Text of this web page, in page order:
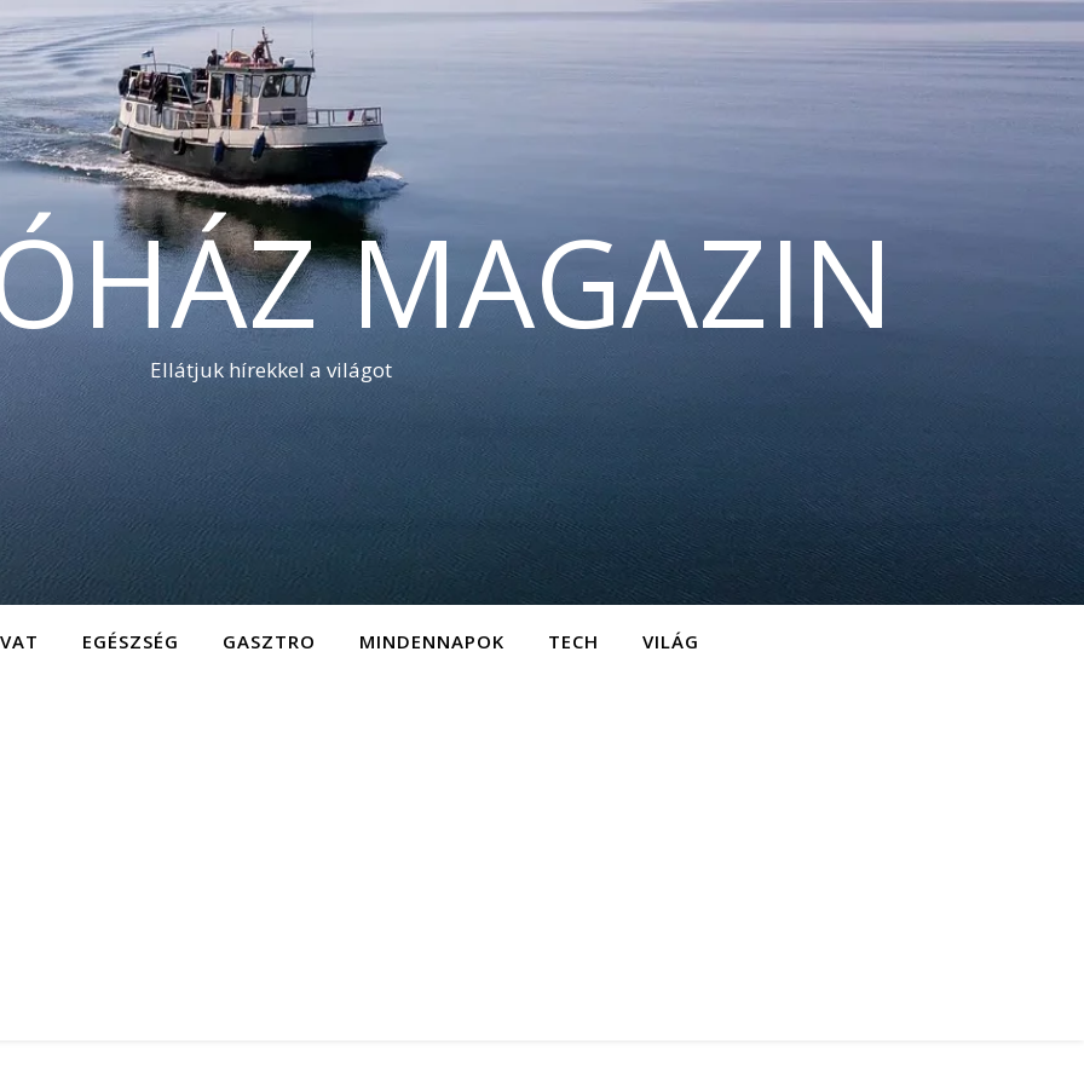
MAGAZIN
Ellátjuk hírekkel a világot
EGÉSZSÉG GASZTRO MINDENNAPOK TECH VILÁG